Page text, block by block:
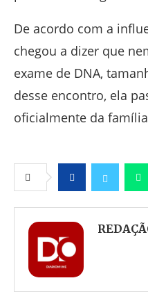
De acordo com a
chegou a dizer que
exame de DNA,
desse encontro, ela
oficialmente da
FacebookTwitter